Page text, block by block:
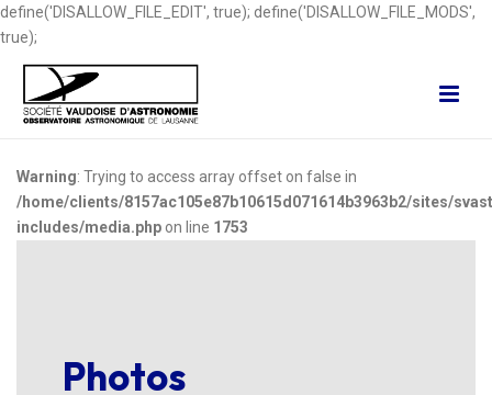
define('DISALLOW_FILE_EDIT', true); define('DISALLOW_FILE_MODS',
true);
Warning: Trying to access array offset on false in
/home/clients/8157ac105e87b10615d071614b3963b2/sites/
includes/media.php on line 1753
Photos